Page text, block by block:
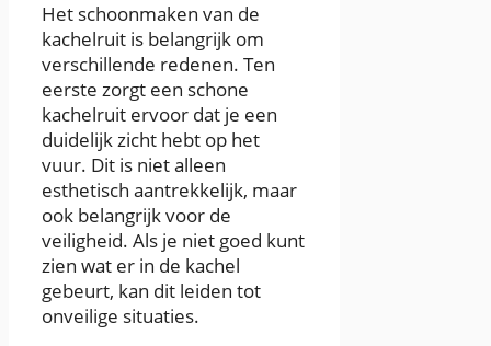
Het schoonmaken van de
kachelruit is belangrijk om
verschillende redenen. Ten
eerste zorgt een schone
kachelruit ervoor dat je een
duidelijk zicht hebt op het
vuur. Dit is niet alleen
esthetisch aantrekkelijk, maar
ook belangrijk voor de
veiligheid. Als je niet goed kunt
zien wat er in de kachel
gebeurt, kan dit leiden tot
onveilige situaties.